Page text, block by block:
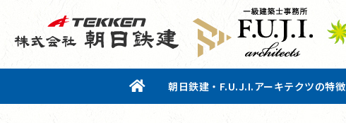
朝日鉄建・F.U.J.I.アーキテクツの特徴